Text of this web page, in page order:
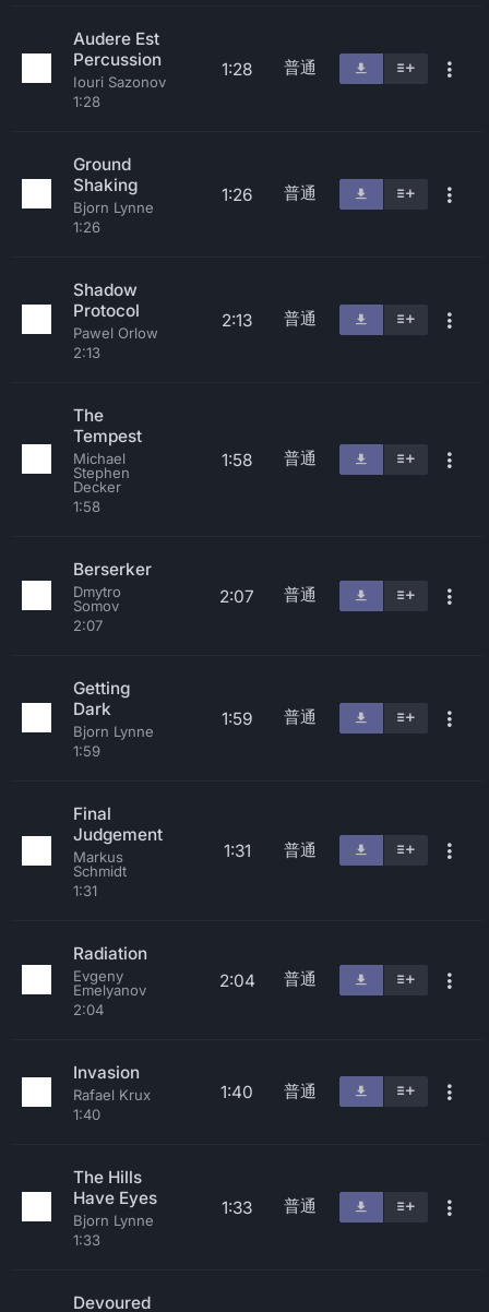
Audere Est
Percussion
Iouri Sazonov
1:28
1:28 普通
Ground
Shaking
Bjorn Lynne
1:26
1:26 普通
Shadow
Protocol
Pawel Orlow
2:13
2:13 普通
The
Tempest
Michael
Stephen
Decker
1:58
1:58 普通
Berserker
Dmytro
Somov
2:07
2:07 普通
Getting
Dark
Bjorn Lynne
1:59
1:59 普通
Final
Judgement
Markus
Schmidt
1:31
1:31 普通
Radiation
Evgeny
Emelyanov
2:04
2:04 普通
Invasion
Rafael Krux
1:40
1:40 普通
The Hills
Have Eyes
Bjorn Lynne
1:33
1:33 普通
Devoured